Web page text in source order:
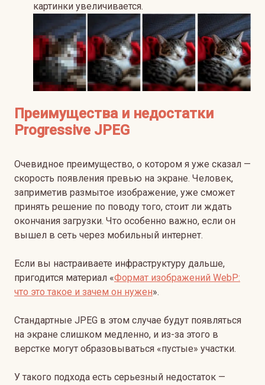
картинки увеличивается.
Преимущества и недостатки
Progressive JPEG
Очевидное преимущество, о котором я уже сказал —
скорость появления превью на экране. Человек,
заприметив размытое изображение, уже сможет
принять решение по поводу того, стоит ли ждать
окончания загрузки. Что особенно важно, если он
вышел в сеть через мобильный интернет.
Если вы настраиваете инфраструктуру дальше,
пригодится материал «Формат изображений WebP:
что это такое и зачем он нужен».
Стандартные JPEG в этом случае будут появляться
на экране слишком медленно, и из-за этого в
верстке могут образовываться «пустые» участки.
У такого подхода есть серьезный недостаток —